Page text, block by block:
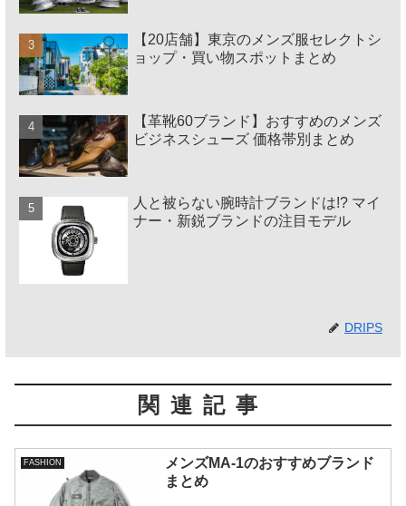
【20店舗】東京のメンズ服セレクトシ
ョップ・買い物スポットまとめ
【革靴60ブランド】おすすめのメンズ
ビジネスシューズ 価格帯別まとめ
人と被らない腕時計ブランドは!? マイ
ナー・新鋭ブランドの注目モデル
DRIPS
関連記事
FASHION
メンズMA-1のおすすめブランド
まとめ